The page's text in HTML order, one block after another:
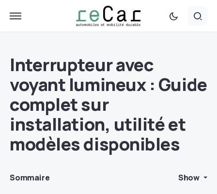
Interrupteur avec
voyant lumineux : Guide
complet sur
installation, utilité et
modèles disponibles
Sommaire Show